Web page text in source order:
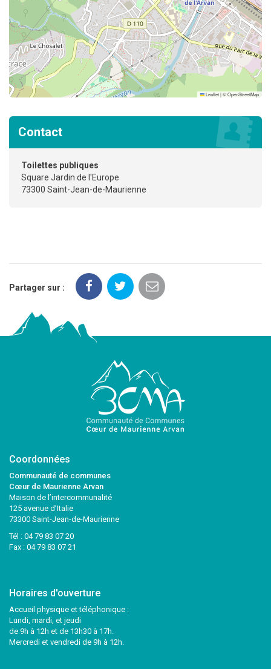
Leaflet|©OpenStreetMap
Contact
Toilettes publiques
Square Jardin de l'Europe
73300 Saint-Jean-de-Maurienne
Partager sur :
Coordonnées
Communauté de communes
Cœur de Maurienne Arvan
Maison de l’intercommunalité
125 avenue d’Italie
73300 Saint-Jean-de-Maurienne
Tél : 04 79 83 07 20
Fax : 04 79 83 07 21
Horaires d'ouverture
Accueil physique et téléphonique :
Lundi, mardi, et jeudi
de 9h à 12h et de 13h30 à 17h.
Mercredi et vendredi de 9h à 12h.